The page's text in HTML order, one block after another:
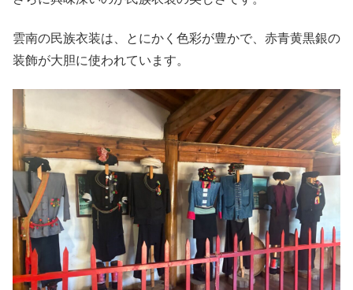
雲南の民族衣装は、とにかく色彩が豊かで、赤青黄黒銀の
装飾が大胆に使われています。